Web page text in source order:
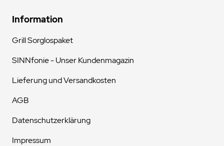
Information
Grill Sorglospaket
SINNfonie - Unser Kundenmagazin
Lieferung und Versandkosten
AGB
Datenschutzerklärung
Impressum